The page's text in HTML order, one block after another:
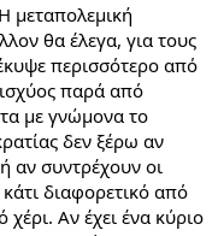
μεταπολεμική
θα έλεγα, για τους
περισσότερο από
παρά από
με γνώμονα το
δεν ξέρω αν
αν συντρέχουν οι
κάτι διαφορετικό από
Αν έχει ένα κύριο